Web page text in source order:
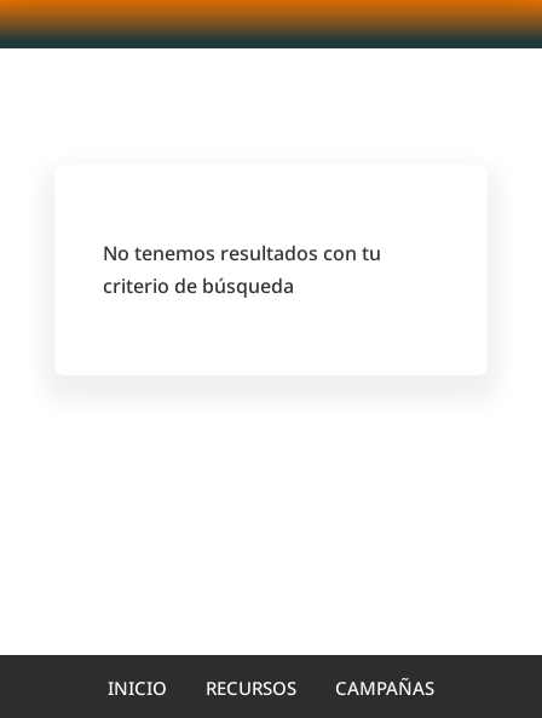
No tenemos resultados con tu
criterio de búsqueda
INICIO RECURSOS CAMPAÑAS